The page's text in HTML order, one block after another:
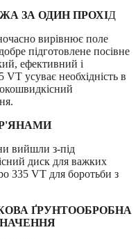
ЗА ОДИН ПРОХІД
вирівнює поле
підготовлене посівне
ефективний і
усуває необхідність в
вийшли з-під
диск для важких
335 VT для боротьби з
ҐРУНТООБРОБНА